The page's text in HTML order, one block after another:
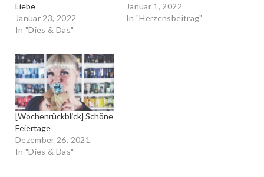
Liebe
Januar 23, 2022
In "Dies & Das"
Januar 1, 2022
In "Herzensbeitrag"
[Wochenrückblick] Schöne
Feiertage
Dezember 26, 2021
In "Dies & Das"